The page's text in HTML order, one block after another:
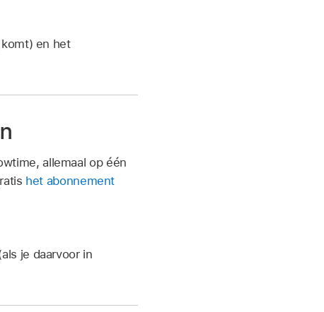
en het
allemaal op één
het abonnement
je daarvoor in